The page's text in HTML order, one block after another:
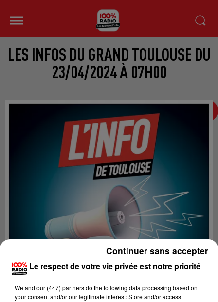
LES INFOS DU GRAND TOULOUSE DU
23/04/2024 À 07H00
Le respect de votre vie privée est notre priorité
We and our (447) partnersdo the following data processing based on
your consent and/or our legitimate interest: Store and/or access
Continuer sans accepter